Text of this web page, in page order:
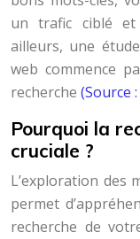
un trafic ciblé et
ailleurs, une
web commence
recherche (Source
Pourquoi la
cruciale ?
L’exploration des
permet
recherche de